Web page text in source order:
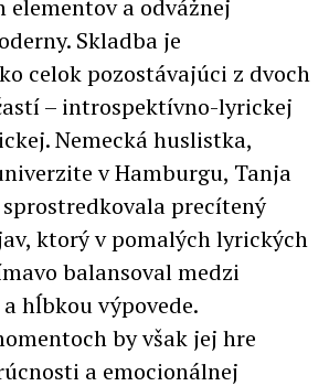
elementov a odvážnej
Skladba je
celok pozostávajúci z dvoch
– introspektívno-lyrickej
Nemecká huslistka,
v Hamburgu, Tanja
sprostredkovala precítený
ktorý v pomalých lyrických
balansoval medzi
hĺbkou výpovede.
by však jej hre
a emocionálnej